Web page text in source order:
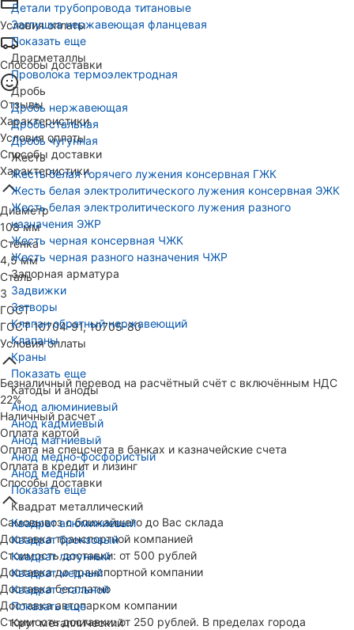
Детали трубопровода титановые
Заглушка нержавеющая фланцевая
Показать еще
Драгметаллы
Проволока термоэлектродная
Дробь
Дробь нержавеющая
Дробь стальная
Дробь чугунная
Жесть
Жесть белая горячего лужения консервная ГЖК
Жесть белая электролитического лужения консервная ЭЖК
Жесть белая электролитического лужения разного
назначения ЭЖР
Жесть черная консервная ЧЖК
Жесть черная разного назначения ЧЖР
Запорная арматура
Задвижки
Затворы
Клапан обратный нержавеющий
Клапаны
Краны
Показать еще
Катоды и аноды
Анод алюминиевый
Анод кадмиевый
Анод магниевый
Анод медно-фосфористый
Анод медный
Показать еще
Квадрат металлический
Квадрат алюминиевый
Квадрат бронзовый
Квадрат латунный
Квадрат медный
Квадрат стальной
Показать еще
Круг металлический
Условия оплаты
Способы доставки
Отзывы
Характеристики
Условия оплаты
Способы доставки
Характеристики
Диаметр
108 мм
Стенка
4,5 мм
Сталь
3
ГОСТ
ГОСТ 10704-91, 10705-80
Условия оплаты
Безналичный перевод на расчётный счёт с включённым НДС
22%
Наличный расчет
Оплата картой
Оплата на спецсчета в банках и казначейские счета
Оплата в кредит и лизинг
Способы доставки
Самовывоз с ближайшего до Вас склада
Доставка транспортной компанией
Стоимость доставки: от 500 рублей
Доставка до транспортной компании
Доставка бесплатно
Доставка автопарком компании
Стоимость доставки: от 250 рублей. В пределах города